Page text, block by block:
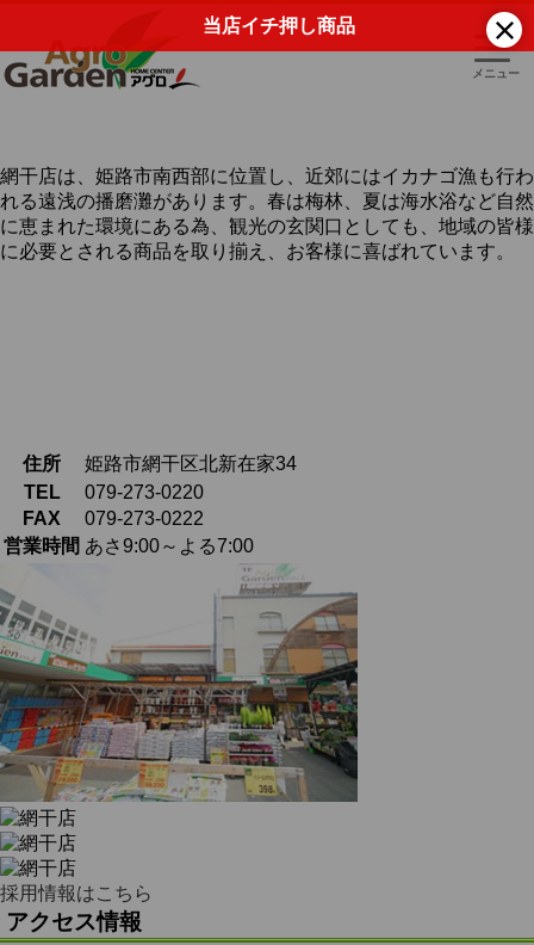
t
o
g
a
v
i
g
a
網干店は、姫路市南西部に位置し、近郊にはイカナゴ漁も行わ
れる遠浅の播磨灘があります。春は梅林、夏は海水浴など自然
に恵まれた環境にある為、観光の玄関口としても、地域の皆様
に必要とされる商品を取り揃え、お客様に喜ばれています。
住所
姫路市網干区北新在家34
TEL
079-273-0220
FAX
079-273-0222
営業時間 あさ9:00～よる7:00
採用情報はこちら
アクセス情報
当店イチ押し商品